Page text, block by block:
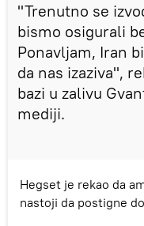
"Trenutno se
bismo osigurali
Ponavljam, Iran
da nas izaziva",
bazi u zalivu
mediji.
Hegset je rekao da
nastoji da postigne